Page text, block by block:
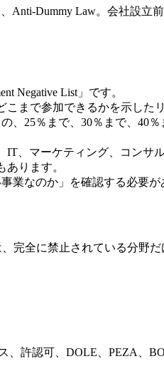
Anti-Dummy Law。会社設立
Negative List」です。
まで参加できるかを示したリ
、25％まで、30％まで、40
、マーケティング、コンサ
ります。
業なのか」を確認する必要が
完全に禁止されている分野
、許認可、DOLE、PEZA、